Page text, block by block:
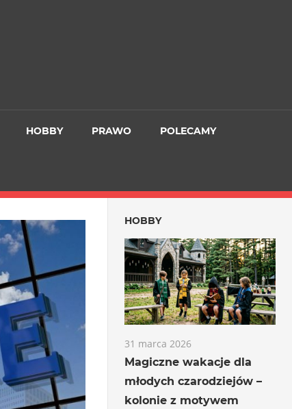
HOBBY PRAWO POLECAMY
HOBBY
31 marca 2026
Magiczne wakacje dla
młodych czarodziejów –
kolonie z motywem